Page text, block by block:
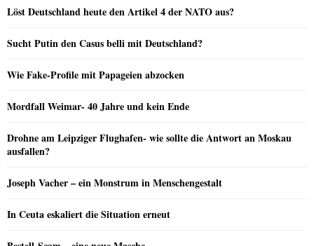
Löst Deutschland heute den Artikel 4 der NATO aus?
Sucht Putin den Casus belli mit Deutschland?
Wie Fake-Profile mit Papageien abzocken
Mordfall Weimar- 40 Jahre und kein Ende
Drohne am Leipziger Flughafen- wie sollte die Antwort an Moskau
ausfallen?
Joseph Vacher – ein Monstrum in Menschengestalt
In Ceuta eskaliert die Situation erneut